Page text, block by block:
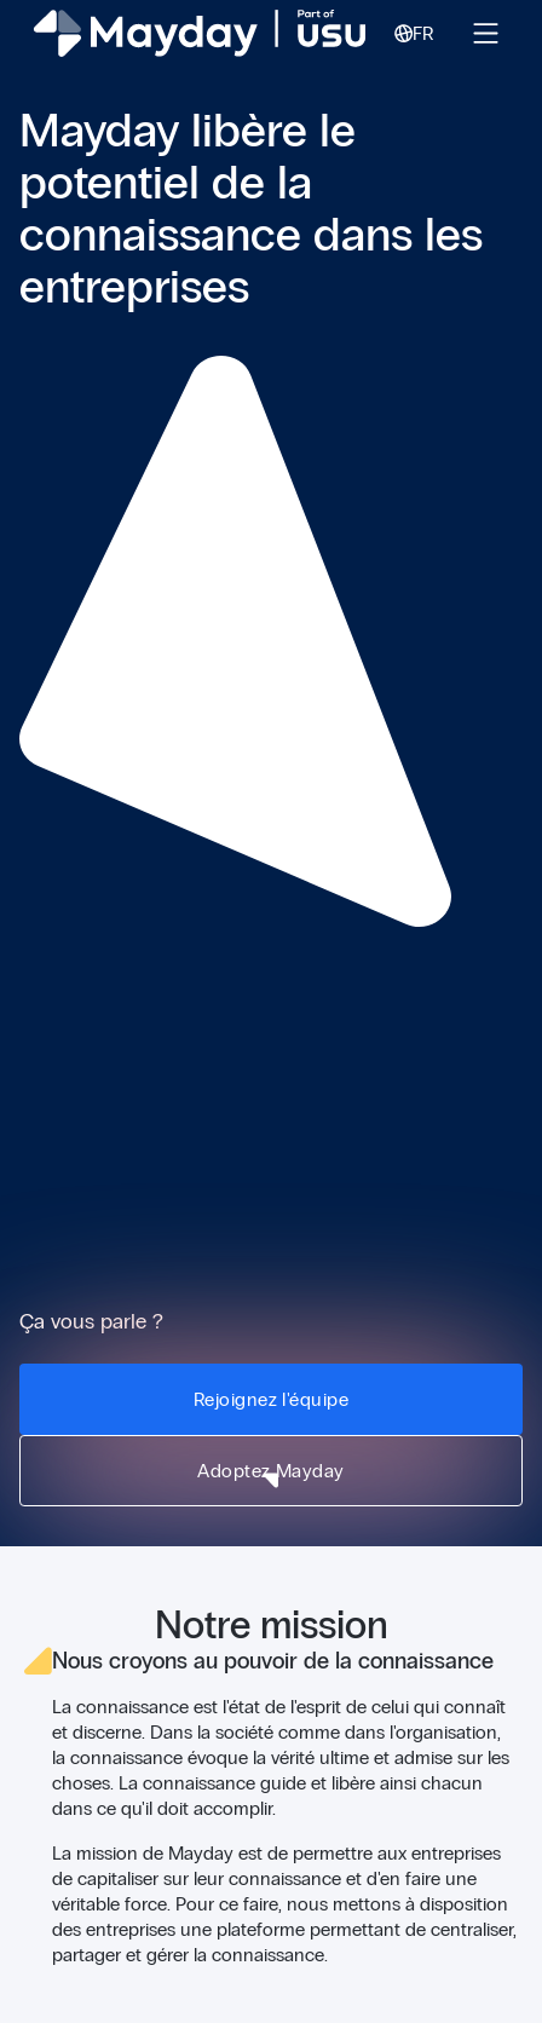
FR
Mayday libère le
potentiel de la
connaissance dans les
entreprises
Ça vous parle ?
Rejoignez l'équipe
Adoptez Mayday
Notre mission
Nous croyons au pouvoir de la connaissance
La connaissance est l'état de l'esprit de celui qui connaît
et discerne. Dans la société comme dans l'organisation,
la connaissance évoque la vérité ultime et admise sur les
choses. La connaissance guide et libère ainsi chacun
dans ce qu'il doit accomplir.
La mission de Mayday est de permettre aux entreprises
de capitaliser sur leur connaissance et d'en faire une
véritable force. Pour ce faire, nous mettons à disposition
des entreprises une plateforme permettant de centraliser,
partager et gérer la connaissance.